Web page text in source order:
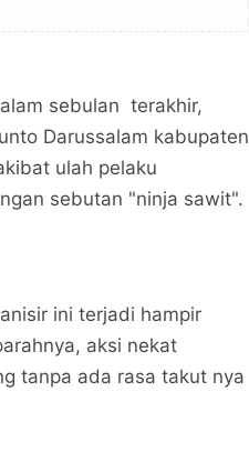
sebulan terakhir,
Darussalam kabupaten
ulah pelaku
sebutan "ninja sawit".
ini terjadi hampir
aksi nekat
tanpa ada rasa takut nya